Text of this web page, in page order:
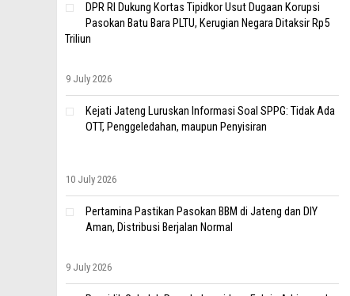
DPR RI Dukung Kortas Tipidkor Usut Dugaan Korupsi
Pasokan Batu Bara PLTU, Kerugian Negara Ditaksir Rp5
Triliun
9 July 2026
Kejati Jateng Luruskan Informasi Soal SPPG: Tidak Ada
OTT, Penggeledahan, maupun Penyisiran
10 July 2026
Pertamina Pastikan Pasokan BBM di Jateng dan DIY
Aman, Distribusi Berjalan Normal
9 July 2026